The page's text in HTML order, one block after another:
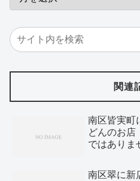
関連
南区皆実町
どんのお店
ではありま
南区翠に新